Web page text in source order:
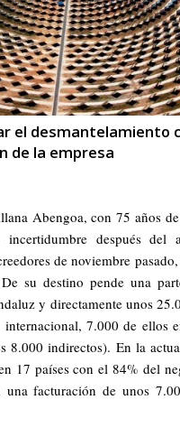
el desmantelamiento
de la empresa
Abengoa, con 75 años
después del
de noviembre
su destino pende una
y directamente unos
7.000 de ellos
8.000 indirectos). En la
17 países con el 84% del
facturación de unos